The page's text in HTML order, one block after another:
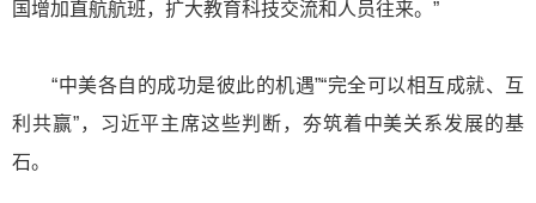
国增加直航航班，扩大教育科技交流和人员往来。”
“中美各自的成功是彼此的机遇”“完全可以相互成就、互
利共赢”，习近平主席这些判断，夯筑着中美关系发展的基
石。